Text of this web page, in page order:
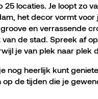
25 locaties. Je loopt zo
het decor vormt
en verrassende
de stad. Spreek af
je van plek naar plek
nog heerlijk kunt
de tijden die je